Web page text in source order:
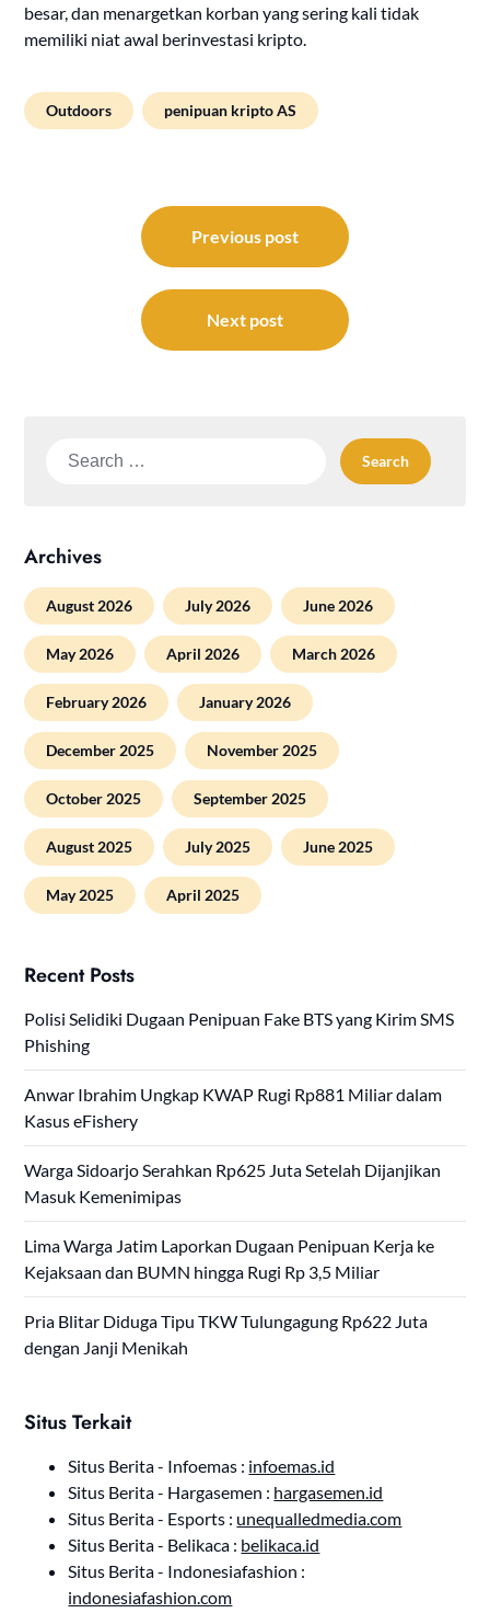
besar, dan menargetkan korban yang sering kali tidak
memiliki niat awal berinvestasi kripto.
Outdoors penipuan kripto AS
navigation
Previous post
Next post
Search
Archives
August 2026 July 2026 June 2026
May 2026 April 2026 March 2026
February 2026 January 2026
December 2025 November 2025
October 2025 September 2025
August 2025 July 2025 June 2025
May 2025 April 2025
Recent Posts
Polisi Selidiki Dugaan Penipuan Fake BTS yang Kirim SMS
Phishing
Anwar Ibrahim Ungkap KWAP Rugi Rp881 Miliar dalam
Kasus eFishery
Warga Sidoarjo Serahkan Rp625 Juta Setelah Dijanjikan
Masuk Kemenimipas
Lima Warga Jatim Laporkan Dugaan Penipuan Kerja ke
Kejaksaan dan BUMN hingga Rugi Rp 3,5 Miliar
Pria Blitar Diduga Tipu TKW Tulungagung Rp622 Juta
dengan Janji Menikah
Situs Terkait
Situs Berita - Infoemas : infoemas.id
Situs Berita - Hargasemen : hargasemen.id
Situs Berita - Esports : unequalledmedia.com
Situs Berita - Belikaca : belikaca.id
Situs Berita - Indonesiafashion :
indonesiafashion.com